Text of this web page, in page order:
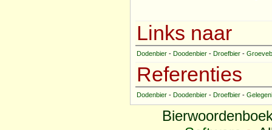
Links naar
Dodenbier - Doodenbier - Droefbier -
Referenties
Dodenbier - Doodenbier - Droefbier -